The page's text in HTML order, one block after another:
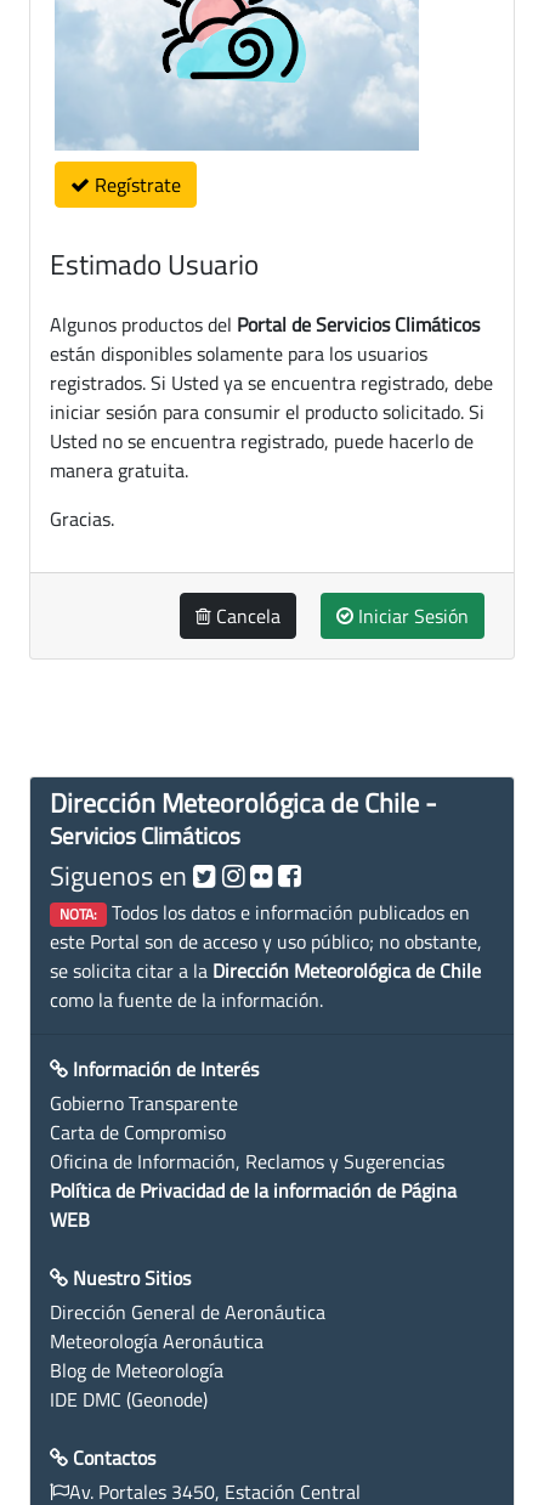
Regístrate
Estimado Usuario
Algunos productos del Portal de Servicios Climáticos
están disponibles solamente para los usuarios
registrados. Si Usted ya se encuentra registrado, debe
iniciar sesión para consumir el producto solicitado. Si
Usted no se encuentra registrado, puede hacerlo de
manera gratuita.
Gracias.
Cancela Iniciar Sesión
Dirección Meteorológica de Chile -
Servicios Climáticos
Siguenos en
NOTA: Todos los datos e información publicados en
este Portal son de acceso y uso público; no obstante,
se solicita citar a la Dirección Meteorológica de Chile
como la fuente de la información.
Información de Interés
Gobierno Transparente
Carta de Compromiso
Oficina de Información, Reclamos y Sugerencias
Política de Privacidad de la información de Página
WEB
Nuestro Sitios
Dirección General de Aeronáutica
Meteorología Aeronáutica
Blog de Meteorología
IDE DMC (Geonode)
Contactos
Av. Portales 3450, Estación Central